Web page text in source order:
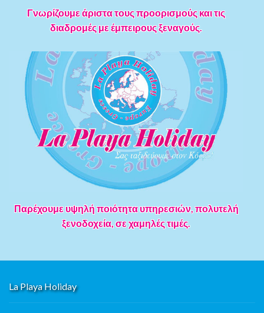
Γνωρίζουμε άριστα τους προορισμούς και τις
διαδρομές με έμπειρους ξεναγούς.
Παρέχουμε υψηλή ποιότητα υπηρεσιών, πολυτελή
ξενοδοχεία, σε χαμηλές τιμές.
La Playa Holiday